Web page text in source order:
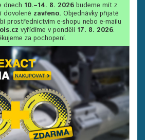
dnech 10.–14. 8. 2026 budeme mít z
dovolené zavřeno. Objednávky přijaté
prostřednictvím e-shopu nebo e-mailu
vyřídíme v pondělí 17. 8. 2026.
za pochopení.